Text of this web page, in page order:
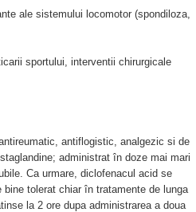
ale sistemului locomotor (spondiloza,
sportului, interventii chirurgicale
antiflogistic, analgezic si de
administrat în doze mai mari
Ca urmare, diclofenacul acid se
tolerat chiar în tratamente de lunga
la 2 ore dupa administrarea a doua